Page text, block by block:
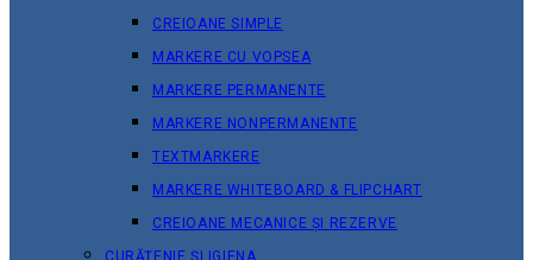
CREIOANE SIMPLE
MARKERE CU VOPSEA
MARKERE PERMANENTE
MARKERE NONPERMANENTE
TEXTMARKERE
MARKERE WHITEBOARD & FLIPCHART
CREIOANE MECANICE ȘI REZERVE
CURĂȚENIE ȘI IGIENA